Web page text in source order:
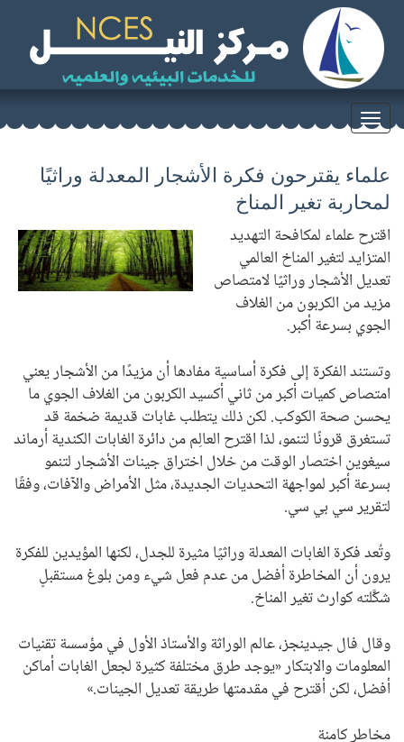
Toggle
navigation
علماء يقترحون فكرة الأشجار المعدلة وراثيًا
لمحاربة تغير المناخ
اقترح علماء لمكافحة التهديد
المتزايد لتغير المناخ العالمي
تعديل الأشجار وراثيًا لامتصاص
مزيد من الكربون من الغلاف
الجوي بسرعة أكبر.
وتستند الفكرة إلى فكرة أساسية مفادها أن مزيدًا من الأشجار يعني
امتصاص كميات أكبر من ثاني أكسيد الكربون من الغلاف الجوي ما
يحسن صحة الكوكب. لكن ذلك يتطلب غابات قديمة ضخمة قد
تستغرق قرونًا لتنمو، لذا اقترح العالِم من دائرة الغابات الكندية أرماند
سيغوين اختصار الوقت من خلال اختراق جينات الأشجار لتنمو
بسرعة أكبر لمواجهة التحديات الجديدة، مثل الأمراض والآفات، وفقًا
لتقرير سي بي سي.
وتُعد فكرة الغابات المعدلة وراثيًا مثيرة للجدل، لكنها المؤيدين للفكرة
يرون أن المخاطرة أفضل من عدم فعل شيء ومن بلوغ مستقبلٍ
شكَّلته كوارث تغير المناخ.
وقال فال جيدينجز، عالم الوراثة والأستاذ الأول في مؤسسة تقنيات
المعلومات والابتكار «يوجد طرق مختلفة كثيرة لجعل الغابات أماكن
أفضل، لكن أقترح في مقدمتها طريقة تعديل الجينات.»
مخاطر كامنة